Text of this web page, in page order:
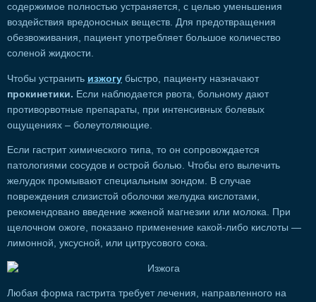
содержимое полностью устраняется, с целью уменьшения
воздействия вредоносных веществ. Для предотвращения
обезвоживания, пациент употребляет большое количество
соленой жидкости.
Чтобы устранить изжогу быстро, пациенту назначают
прокинетики. Если наблюдается рвота, больному дают
противорвотные препараты, при интенсивных болевых
ощущениях – болеутоляющие.
Если гастрит химического типа, то он сопровождается
патологиями сосудов и острой болью. Чтобы его вылечить
желудок промывают специальным зондом. В случае
повреждения слизистой оболочки желудка кислотами,
рекомендовано введение жженой магнезии или молока. При
щелочном ожоге, показано применение какой-либо кислоты —
лимонной, уксусной, или цитрусового сока.
Любая форма гастрита требует лечения, направленного на